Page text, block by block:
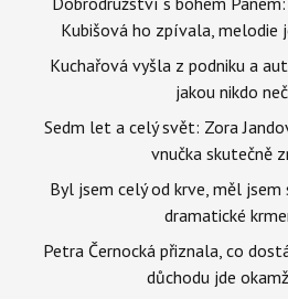
Kubišová ho zpívala, melodie
Kuchařová vyšla z podniku a
jakou nikdo
Sedm let a celý svět: Zora
vnučka skutečně
Byl jsem celý od krve, měl
dramatické
Petra Černocká přiznala, co
důchodu jde